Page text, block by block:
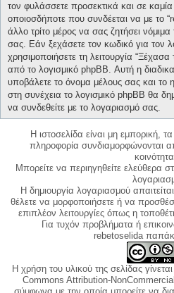
τον φυλάσσετε προσεκτικά και σε
οποιοσδήποτε που συνδέεται να με το
άλλο τρίτο μέρος να σας ζητήσει
σας. Εάν ξεχάσετε τον κωδικό για τον
χρησιμοποιήσετε τη λειτουργία
από το λογισμικό phpBB. Αυτή η
υποβάλετε το όνομα μέλους σας και το
στη συνέχεια το λογισμικό phpBB θα
να συνδεθείτε με το λογαριασμό σας.
Η ιστοσελίδα είναι μη εμπορική,
πληροφορία συνδιαμορφώνονται
Μπορείτε να περιηγηθείτε ελεύθερα
Η δημιουργία λογαριασμού
θέλετε να μορφοποιήσετε ή να
επιπλέον λειτουργίες όπως η
Για τυχόν προβλήματα ή
rebetoselida
Η χρήση του υλικού της σελίδας
Commons Attribution-